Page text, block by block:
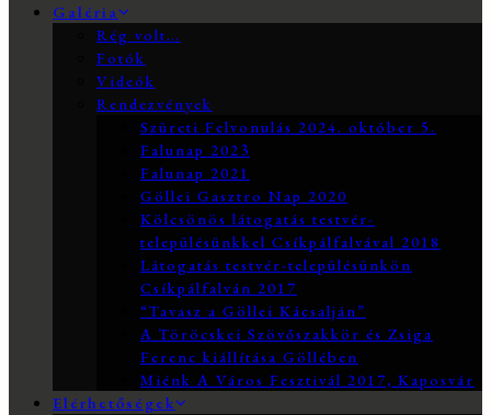
Galéria
Rég volt…
Fotók
Videók
Rendezvények
Szüreti Felvonulás 2024. október 5.
Falunap 2023
Falunap 2021
Göllei Gasztro Nap 2020
Kölcsönös látogatás testvér-
településünkkel Csíkpálfalvával 2018
Látogatás testvér-településünkön
Csíkpálfalván 2017
“Tavasz a Göllei Kácsalján”
A Töröcskei Szövőszakkör és Zsiga
Ferenc kiállítása Göllében
Miénk A Város Fesztivál 2017, Kaposvár
Elérhetőségek